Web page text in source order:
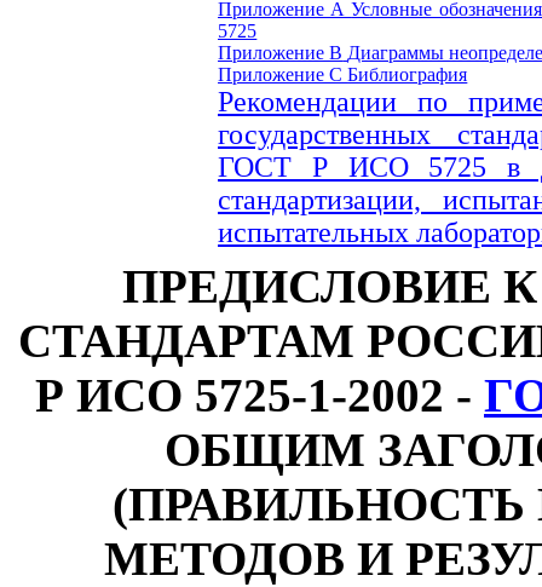
Приложение АУсловные
5725
Приложение В Диаграммы
Приложение СБиблиография
Рекомендации по
государственных
ГОСТ Р ИСО 5725 в
стандартизации,
испытательных
ПРЕДИСЛОВИЕ
СТАНДАРТАМ
Р ИСО 5725-1-2002 -
ОБЩИМ
МЕТОДОВ И